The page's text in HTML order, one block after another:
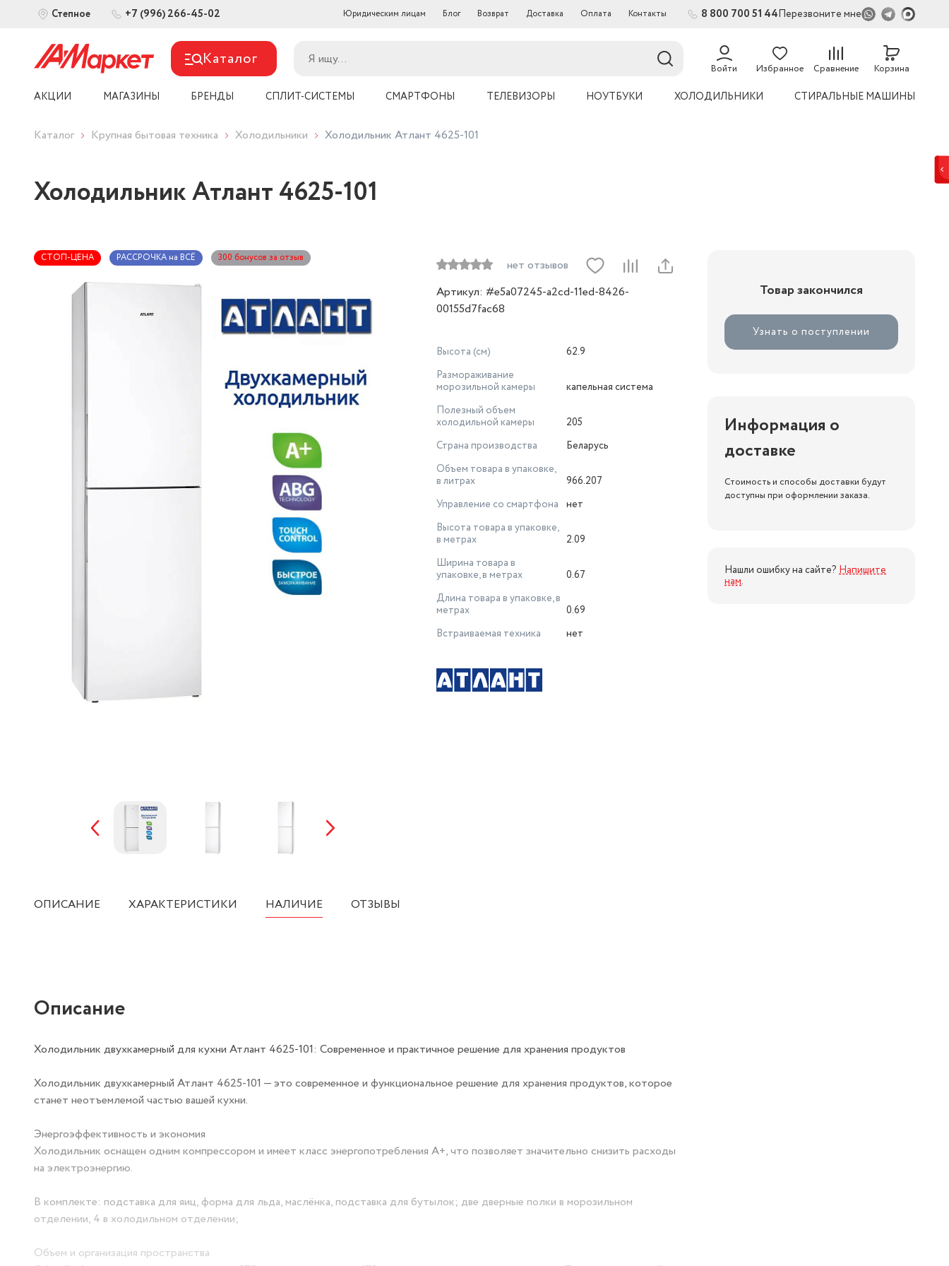
Степное +7 (996) 266-45-02 Юридическим лицам Блог Возврат Доставка Оплата Контакты 8 800 700 51 44Перезвоните мне
Каталог Войти Избранное Сравнение
54
Корзина
АКЦИИ МАГАЗИНЫ БРЕНДЫ СПЛИТ-СИСТЕМЫ СМАРТФОНЫ ТЕЛЕВИЗОРЫ НОУТБУКИ ХОЛОДИЛЬНИКИ СТИРАЛЬНЫЕ МАШИНЫ
Каталог Крупная бытовая техника Холодильники Холодильник Атлант 4625-101
Холодильник Атлант 4625-101
СТОП-ЦЕНА РАССРОЧКА на ВСЁ 300 бонусов за отзыв
нет отзывов
Артикул: #e5a07245-a2cd-11ed-8426-
00155d7fac68
Высота (см)
62.9
Размораживание
морозильной камеры
капельная система
Полезный объем
холодильной камеры
205
Страна производства
Беларусь
Объем товара в упаковке,
в литрах
966.207
Управление со смартфона нет
Высота товара в упаковке,
в метрах
2.09
Ширина товара в
упаковке, в метрах
0.67
Длина товара в упаковке, в
метрах
0.69
Встраиваемая техника
нет
Товар закончился
Узнать о поступлении
Информация о
доставке
Стоимость и способы доставки будут
доступны при оформлении заказа.
Нашли ошибку на сайте? Напишите
нам.
ОПИСАНИЕ ХАРАКТЕРИСТИКИ НАЛИЧИЕ ОТЗЫВЫ
Описание
Холодильник двухкамерный для кухни Атлант 4625-101: Современное и практичное решение для хранения продуктов
Холодильник двухкамерный Атлант 4625-101 — это современное и функциональное решение для хранения продуктов, которое
станет неотъемлемой частью вашей кухни.
Энергоэффективность и экономия
Холодильник оснащен одним компрессором и имеет класс энергопотребления A+, что позволяет значительно снизить расходы
на электроэнергию.
В комплекте: подставка для яиц, форма для льда, маслёнка, подставка для бутылок; две дверные полки в морозильном
отделении, 4 в холодильном отделении;
Объем и организация пространства